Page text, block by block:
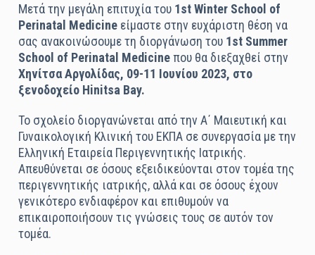
Μετά την μεγάλη επιτυχία του 1st Winter School of
Perinatal Medicine είμαστε στην ευχάριστη θέση να
σας ανακοινώσουμε τη διοργάνωση του 1st Summer
School of Perinatal Medicineπου θα διεξαχθεί στην
Χηνίτσα Αργολίδας, 09-11 Ιουνίου 2023, στο
ξενοδοχείο Hinitsa Bay.
Το σχολείο διοργανώνεται από την Α΄ Μαιευτική και
Γυναικολογική Κλινική του ΕΚΠΑ σε συνεργασία με την
Ελληνική Εταιρεία Περιγεννητικής Ιατρικής.
Απευθύνεται σε όσους εξειδικεύονται στον τομέα της
περιγεννητικής ιατρικής, αλλά και σε όσους έχουν
γενικότερο ενδιαφέρον και επιθυμούν να
επικαιροποιήσουν τις γνώσεις τους σε αυτόν τον
τομέα.